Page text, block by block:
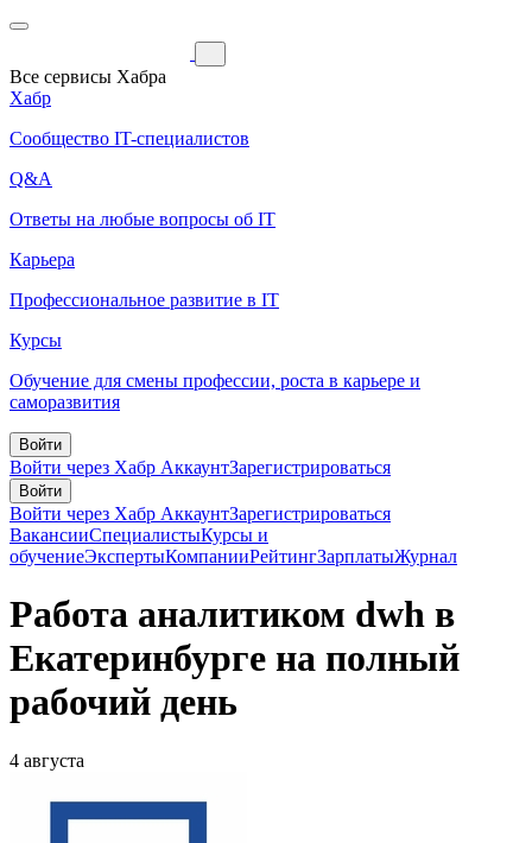
Все сервисы Хабра
Хабр
Сообщество IT-специалистов
Q&A
Ответы на любые вопросы об IT
Карьера
Профессиональное развитие в IT
Курсы
Обучение для смены профессии, роста в карьере и
саморазвития
Войти
Войти через Хабр АккаунтЗарегистрироваться
Войти
Войти через Хабр АккаунтЗарегистрироваться
ВакансииСпециалистыКурсы и
обучениеЭкспертыКомпанииРейтингЗарплатыЖурнал
Работа аналитиком dwh в
Екатеринбурге на полный
рабочий день
4 августа